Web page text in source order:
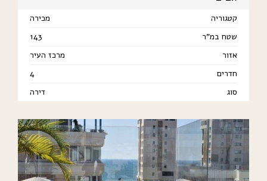
קטגוריה
מכירה
שטח במ"ר
143
אזור
מרכז העיר
חדרים
4
סוג
דירה